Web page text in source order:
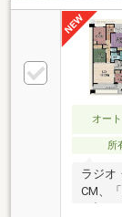
オー
所
ラジオ
CM、
に根